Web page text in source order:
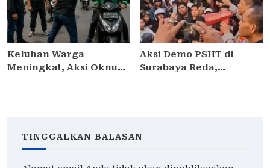
Sedunia 2026
Perak Lakukan Evaluasi
Keluhan Warga
Meningkat, Aksi Oknum
Aksi Demo PSHT di
Surabaya Reda,
TINGGALKAN BALASAN